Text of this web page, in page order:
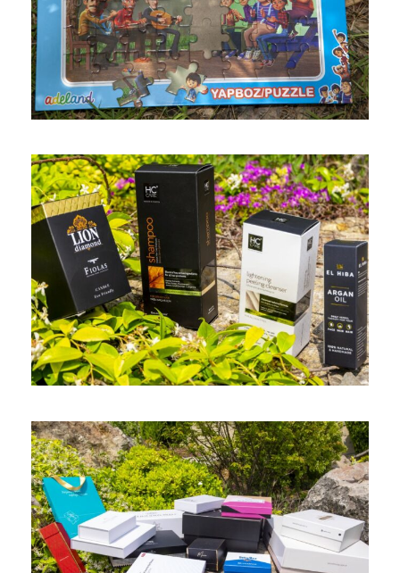
Puzzle Dön Kart
Kozmetik kutusu
Sert Kapak (Taslama) Kutu
biye / bristol / çekmeceli / demonte / dikiş /
dopel / Gofre gri karton / kordon kulp /